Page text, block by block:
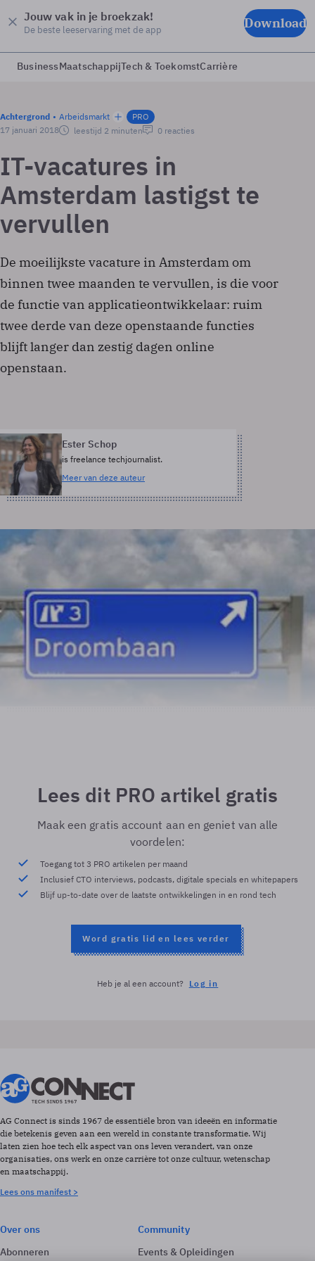
Jouw vak in je broekzak!
De beste leeservaring met de app Download
BusinessMaatschappijTech & ToekomstCarrière
Achtergrond Arbeidsmarkt
PRO
17 januari 2018
leestijd 2 minuten 0 reacties
IT-vacatures in
Amsterdam lastigst te
vervullen
De moeilijkste vacature in Amsterdam om
binnen twee maanden te vervullen, is die voor
de functie van applicatieontwikkelaar: ruim
twee derde van deze openstaande functies
blijft langer dan zestig dagen online
openstaan.
Ester Schop
is freelance techjournalist.
Meer van deze auteur
Lees dit PRO artikel gratis
Maak een gratis account aan en geniet van alle
voordelen:
Toegang tot 3 PRO artikelen per maand
Inclusief CTO interviews, podcasts, digitale specials en whitepapers
Blijf up-to-date over de laatste ontwikkelingen in en rond tech
Word gratis lid en lees verder
Heb je al een account? Log in
AG Connect is sinds 1967 de essentiële bron van ideeën en informatie
die betekenis geven aan een wereld in constante transformatie. Wij
laten zien hoe tech elk aspect van ons leven verandert, van onze
organisaties, ons werk en onze carrière tot onze cultuur, wetenschap
en maatschappij.
Lees ons manifest >
Over ons
Abonneren
Community
Events & Opleidingen